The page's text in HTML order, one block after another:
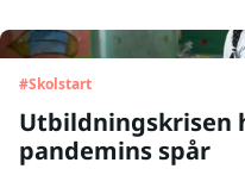
#Skolstart
Utbildningskrisen
pandemins spår